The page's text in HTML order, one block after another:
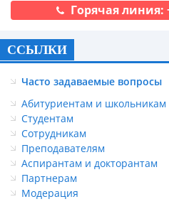
Горячая линия:
ССЫЛКИ
Часто задаваемые вопросы
Абитуриентам и школьникам
Студентам
Сотрудникам
Преподавателям
Аспирантам и докторантам
Партнерам
Модерация